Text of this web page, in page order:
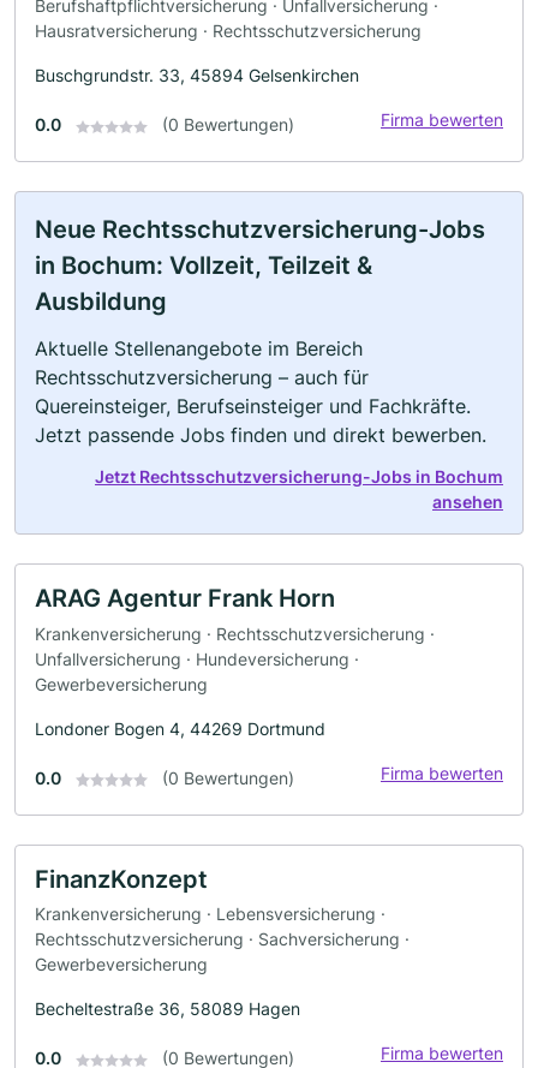
Berufshaftpflichtversicherung · Unfallversicherung ·
Hausratversicherung · Rechtsschutzversicherung
Buschgrundstr. 33, 45894 Gelsenkirchen
0.0 (0 Bewertungen) Firma bewerten
Neue Rechtsschutzversicherung-Jobs
in Bochum: Vollzeit, Teilzeit &
Ausbildung
Aktuelle Stellenangebote im Bereich
Rechtsschutzversicherung – auch für
Quereinsteiger, Berufseinsteiger und Fachkräfte.
Jetzt passende Jobs finden und direkt bewerben.
Jetzt Rechtsschutzversicherung-Jobs in Bochum
ansehen
ARAG Agentur Frank Horn
Krankenversicherung · Rechtsschutzversicherung ·
Unfallversicherung · Hundeversicherung ·
Gewerbeversicherung
Londoner Bogen 4, 44269 Dortmund
0.0 (0 Bewertungen) Firma bewerten
FinanzKonzept
Krankenversicherung · Lebensversicherung ·
Rechtsschutzversicherung · Sachversicherung ·
Gewerbeversicherung
Becheltestraße 36, 58089 Hagen
0.0 (0 Bewertungen) Firma bewerten